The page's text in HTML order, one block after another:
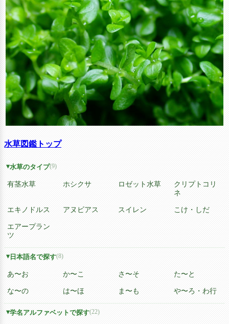
水草図鑑トップ
水草のタイプ(9)
有茎水草 ホシクサ ロゼット水草
クリプトコリ
ネ
エキノドルス アヌビアス スイレン こけ・しだ
エアープラン
ツ
日本語名で探す(8)
あ〜お か〜こ さ〜そ た〜と
な〜の は〜ほ ま〜も や〜ろ・わ行
学名アルファベットで探す(22)